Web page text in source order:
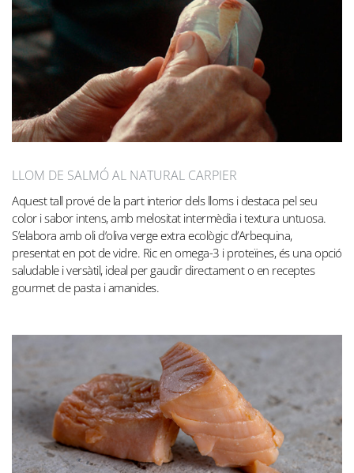
LLOM DE SALMÓ AL NATURAL CARPIER
Aquest tall prové de la part interior dels lloms i destaca pel seu
color i sabor intens, amb melositat intermèdia i textura untuosa.
S’elabora amb oli d’oliva verge extra ecològic d’Arbequina,
presentat en pot de vidre. Ric en omega-3 i proteïnes, és una opció
saludable i versàtil, ideal per gaudir directament o en receptes
gourmet de pasta i amanides.